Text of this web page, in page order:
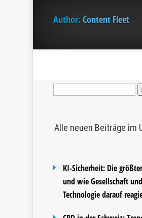
Author: Content Fleet
Suche
Alle neuen Beiträge im
KI-Sicherheit: Die
und wie Gesellschaft und
Technologie darauf